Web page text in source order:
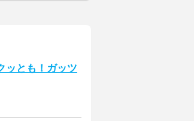
ッとも！ガッツ